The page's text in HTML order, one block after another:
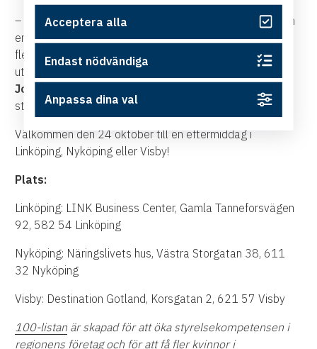
– Äntligen har vi snart ett resultat! Jag ser verkligen fram
emot årets rapportsläpp som för första gången sker på
flera orter samtidigt och så roligt att vi återigen har
utökat undersökningen.
Jonna Hedlund
styrelsefrågor, Östsvenska Handelskammaren
Välkommen den 24 oktober till en eftermiddag i
Linköping, Nyköping eller Visby!
Plats:
Linköping: LINK Business Center, Gamla Tanneforsvägen
92, 582 54 Linköping
Nyköping: Näringslivets hus, Västra Storgatan 38, 611
32 Nyköping
Visby: Destination Gotland, Korsgatan 2, 621 57 Visby
100-listan är skapad för att öka styrelsekompetensen i
regionens företag och för att få fler kvinnor i
Acceptera alla
Endast nödvändiga
Anpassa dina val